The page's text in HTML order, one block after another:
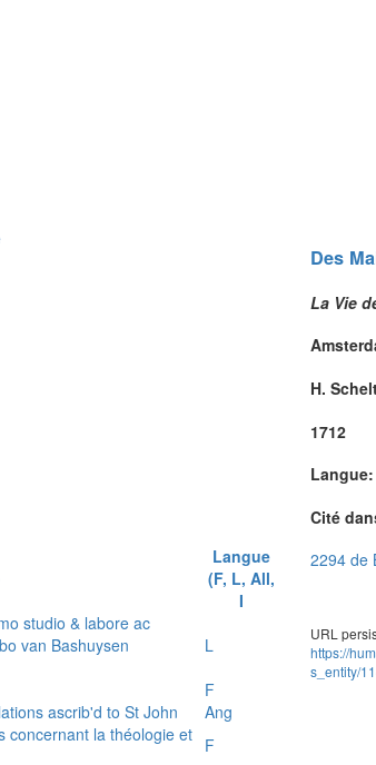
Langue
(F, L, All,
I
studio & labore ac
van Bashuysen
L
F
ascrib'd to St John
Ang
concernant la théologie et F
Des
La Vie
H.
1712
Cité
2294 de
URL
https://
s_entity/